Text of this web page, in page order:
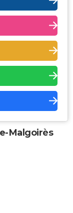
Malgoirès